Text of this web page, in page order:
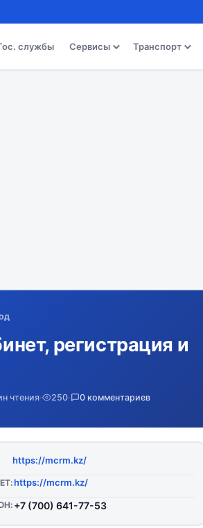
службы Сервисы Транспорт
регистрация и
чтения· 250· 0 комментариев
https://mcrm.kz/
https://mcrm.kz/
+7 (700) 641-77-53